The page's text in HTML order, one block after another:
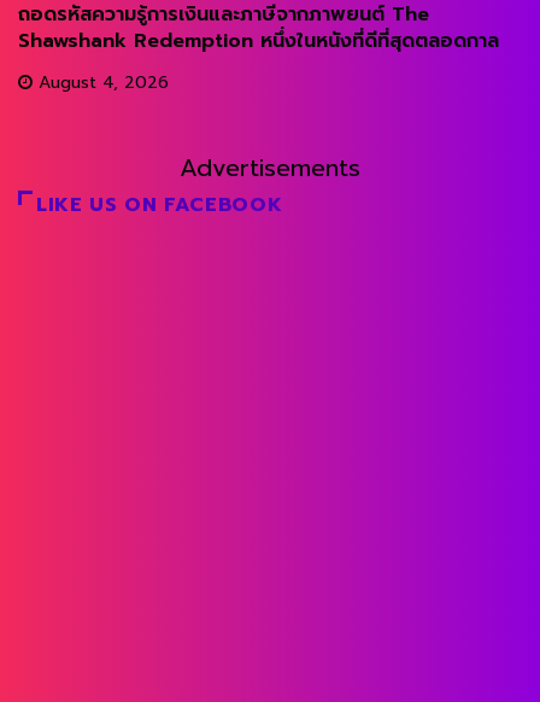
ถอดรหัสความรู้การเงินและภาษีจากภาพยนต์ The
Shawshank Redemption หนึ่งในหนังที่ดีที่สุดตลอดกาล
August 4, 2026
Advertisements
LIKE US ON FACEBOOK